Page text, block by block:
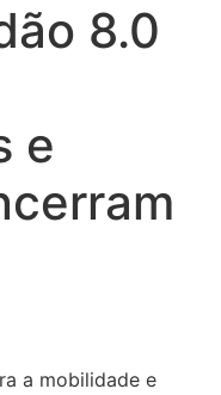
8.0
e
a mobilidade e